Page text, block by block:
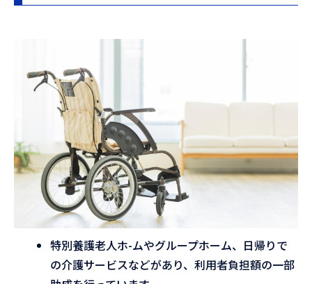
特別養護老人ホ-ムやグループホーム、日帰りで
の介護サービスなどがあり、利用者負担額の一部